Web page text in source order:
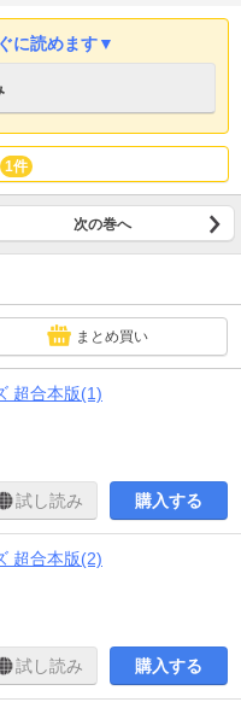
に読めます▼
1件
次の巻へ
まとめ買い
超合本版(1)
試し読み 購入する
超合本版(2)
試し読み 購入する